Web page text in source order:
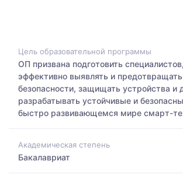
Цель образовательной программы
ОП призвана подготовить
эффективно выявлять и
безопасности, защищать устройства и
разрабатывать устойчивые и
быстро развивающемся мире смарт-
Академическая степень
Бакалавриат